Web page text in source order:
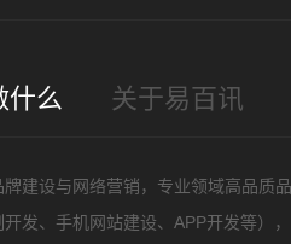
什么 关于易百讯
牌建设与网络营销，专业领域高品质
发、手机网站建设、APP开发等）